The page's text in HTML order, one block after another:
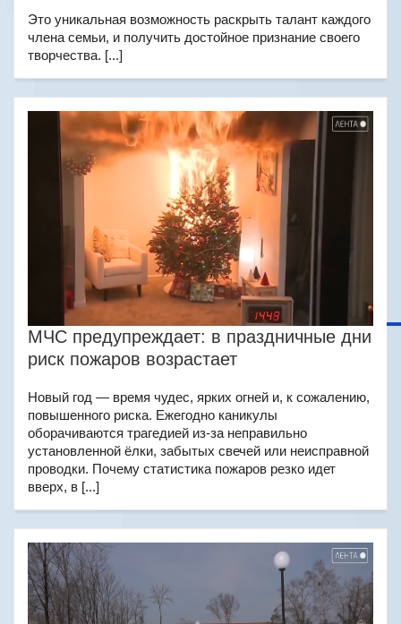
Это уникальная возможность раскрыть талант каждого
члена семьи, и получить достойное признание своего
творчества. [...]
МЧС предупреждает: в праздничные дни
риск пожаров возрастает
Новый год — время чудес, ярких огней и, к сожалению,
повышенного риска. Ежегодно каникулы
оборачиваются трагедией из-за неправильно
установленной ёлки, забытых свечей или неисправной
проводки. Почему статистика пожаров резко идет
вверх, в [...]